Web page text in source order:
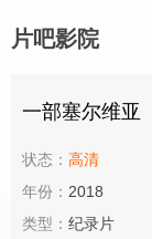
片吧影院
一部塞尔维亚
状态： 高清
年份： 2018
类型： 纪录片